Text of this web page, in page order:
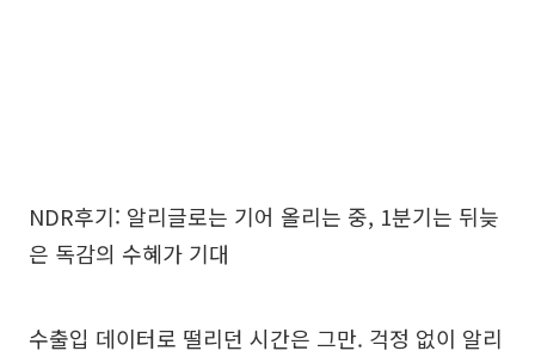
NDR후기: 알리글로는 기어 올리는 중, 1분기는 뒤늦
은 독감의 수혜가 기대
수출입 데이터로 떨리던 시간은 그만. 걱정 없이 알리